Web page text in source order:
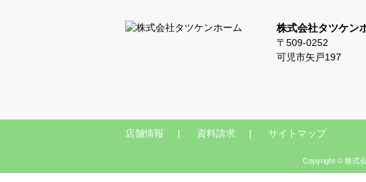
株式会社タツケン
〒509-0252
可児市矢戸197
店舗情報 資料請求 サイトマップ
Copyright © 株式